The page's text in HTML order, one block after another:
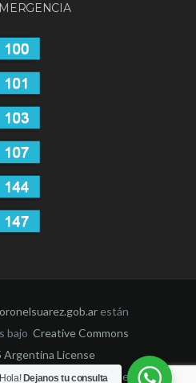
están
bajo Creative Commons
Argentina License
por la Dirección de
Hola! Dejanos tu consulta